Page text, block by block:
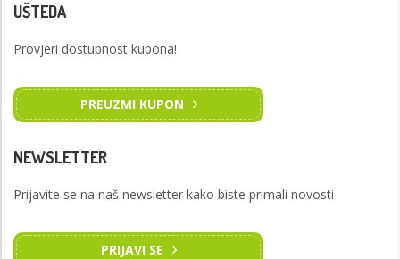
UŠTEDA
Provjeri dostupnost kupona!
PREUZMI KUPON
NEWSLETTER
Prijavite se na naš newsletter kako biste primali novosti
PRIJAVI SE